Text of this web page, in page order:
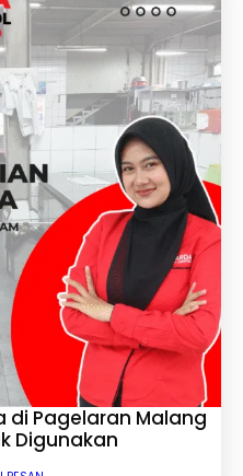
di Pagelaran Malang
Digunakan